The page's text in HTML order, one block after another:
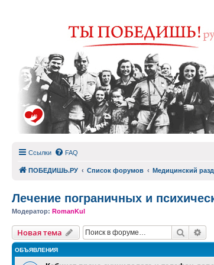
Ссылки FAQ
ПОБЕДИШЬ.РУ Список форумов Медицинский
Лечение пограничных и
Модератор: RomanKul
Новая тема Поиск
ОБЪЯВЛЕНИЯ